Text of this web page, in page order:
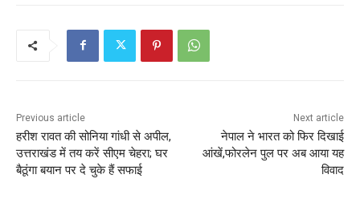
k
A
p
Previous article
हरीश रावत की सोनिया गांधी से अपील,
उत्तराखंड में तय करें सीएम चेहरा; घर
बैठूंगा बयान पर दे चुके हैं सफाई
Next article
नेपाल ने भारत को फिर दिखाई
आंखें,फोरलेन पुल पर अब आया यह
विवाद